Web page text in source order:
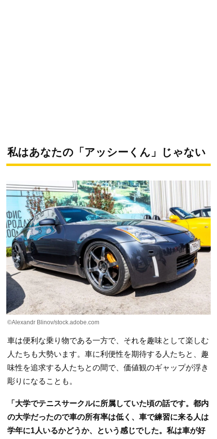
私はあなたの「アッシーくん」じゃない
©Alexandr Blinov/stock.adobe.com
車は便利な乗り物である一方で、それを趣味として楽しむ
人たちも大勢います。車に利便性を期待する人たちと、趣
味性を追求する人たちとの間で、価値観のギャップが浮き
彫りになることも。
「大学でテニスサークルに所属していた頃の話です。都内
の大学だったので車の所有率は低く、車で練習に来る人は
学年に1人いるかどうか、という感じでした。私は車が好